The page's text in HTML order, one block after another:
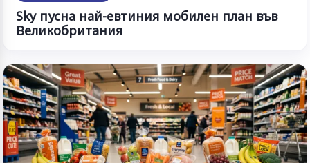
Sky пусна най-евтиния мобилен план във
Великобритания